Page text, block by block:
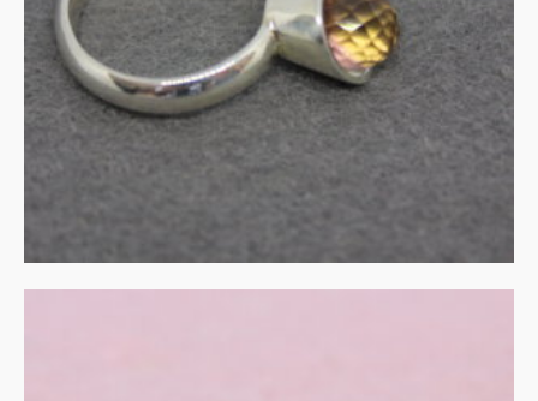
€135.00
MEER INFORMATIE